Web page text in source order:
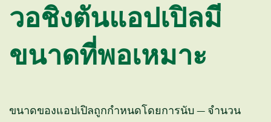
วอชิงตันแอปเปิลมี
ขนาดที่พอเหมาะ
ขนาดของแอปเปิลถูกกำหนดโดยการนับ — จำนวน